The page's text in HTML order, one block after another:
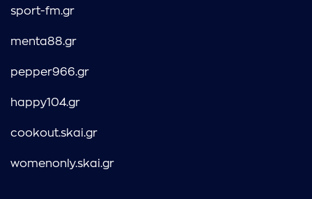
sport-fm.gr
menta88.gr
pepper966.gr
happy104.gr
cookout.skai.gr
womenonly.skai.gr